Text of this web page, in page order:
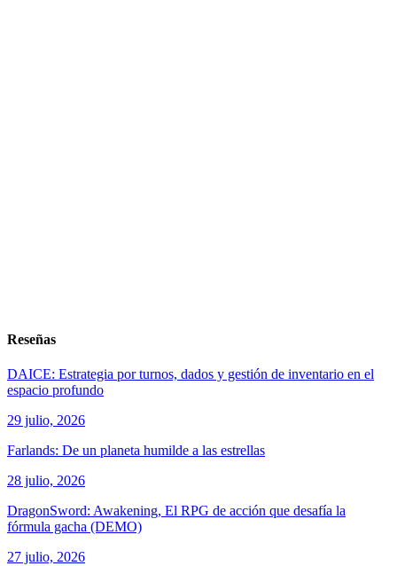
Reseñas
DAICE: Estrategia por turnos, dados y gestión de inventario en el
espacio profundo
29 julio, 2026
Farlands: De un planeta humilde a las estrellas
28 julio, 2026
DragonSword: Awakening, El RPG de acción que desafía la
fórmula gacha (DEMO)
27 julio, 2026